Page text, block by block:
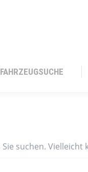
FAHRZEUGSUCHE
suchen. Vielleicht